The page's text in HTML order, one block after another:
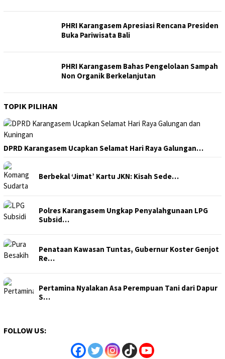
PHRI Karangasem Apresiasi Rencana Presiden
Buka Pariwisata Bali
PHRI Karangasem Bahas Pengelolaan Sampah
Non Organik Berkelanjutan
TOPIK PILIHAN
DPRD Karangasem Ucapkan Selamat Hari Raya Galungan…
Berbekal ‘Jimat’ Kartu JKN: Kisah Sede…
Polres Karangasem Ungkap Penyalahgunaan LPG
Subsid…
Penataan Kawasan Tuntas, Gubernur Koster Genjot
Re…
Pertamina Nyalakan Asa Perempuan Tani dari Dapur
S…
FOLLOW US: